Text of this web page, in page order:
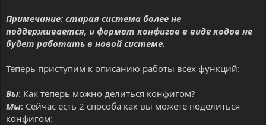
Примечание: старая система более не
поддерживается, и формат конфигов в виде кодов не
будет работать в новой системе.
Теперь приступим к описанию работы всех функций:
Вы: Как теперь можно делиться конфигом?
Мы: Сейчас есть 2 способа как вы можете поделиться
конфигом: